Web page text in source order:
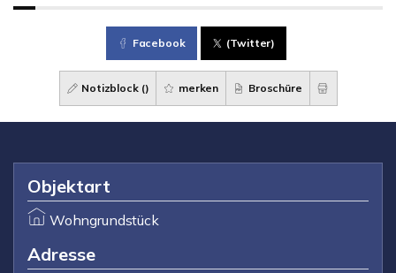
Facebook (Twitter)
Notizblock () merken Broschüre
Objektart
Wohngrundstück
Adresse